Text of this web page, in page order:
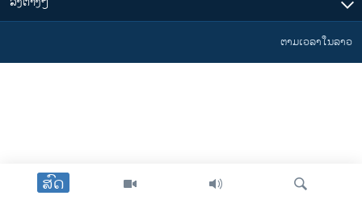
ສົດ
ຕາມເວລາໃນລາວ